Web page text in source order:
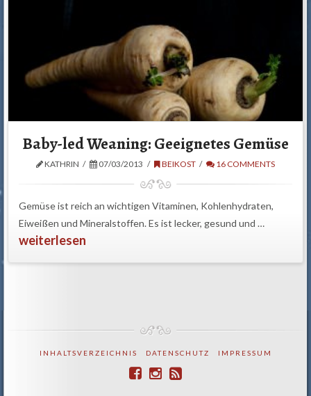
Baby-led Weaning: Geeignetes Gemüse
KATHRIN 07/03/2013 BEIKOST 16 COMMENTS
Gemüse ist reich an wichtigen Vitaminen, Kohlenhydraten,
Eiweißen und Mineralstoffen. Es ist lecker, gesund und …
weiterlesen
INHALTSVERZEICHNIS DATENSCHUTZ IMPRESSUM